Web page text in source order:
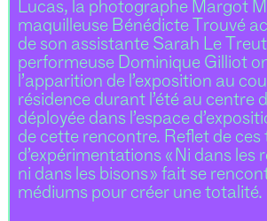
Lucas, la photographe Margot
maquilleuse Bénédicte Trouvé
de son assistante Sarah Le
performeuse Dominique Gilliot
l’apparition de l’exposition au
résidence durant l’été au centre
déployée dans l’espace
de cette rencontre. Reflet de ces
d’expérimentations « Ni dans les
ni dans les bisons » fait se
médiums pour créer une totalité.